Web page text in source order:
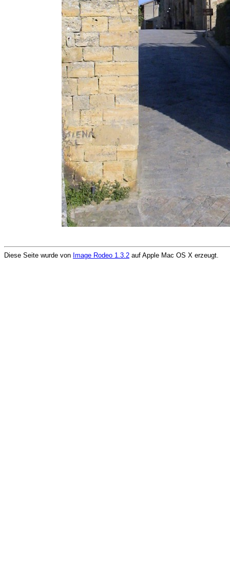
Diese Seite wurde von Image Rodeo 1.3.2 auf Apple Mac OS X erzeugt.